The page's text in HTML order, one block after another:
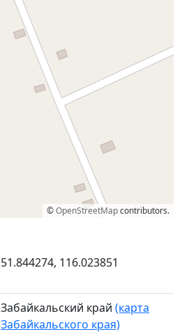
©OpenStreetMapcontributors.
51.844274, 116.023851
Забайкальский край (карта
Забайкальского края)